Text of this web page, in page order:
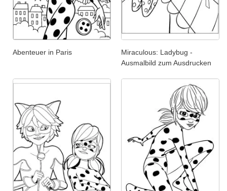
Abenteuer in Paris
Miraculous: Ladybug -
Ausmalbild zum Ausdrucken